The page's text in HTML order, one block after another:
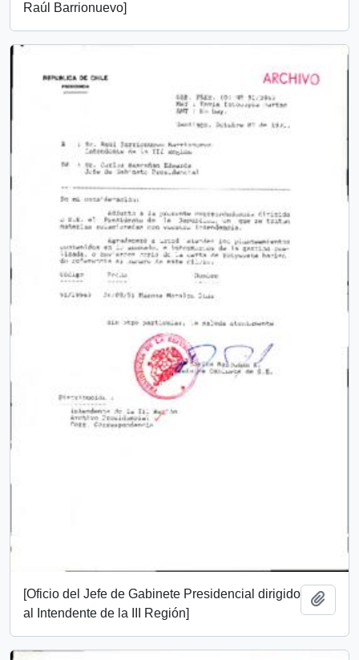
Raúl Barrionuevo]
[Oficio del Jefe de Gabinete Presidencial dirigido
al Intendente de la III Región]